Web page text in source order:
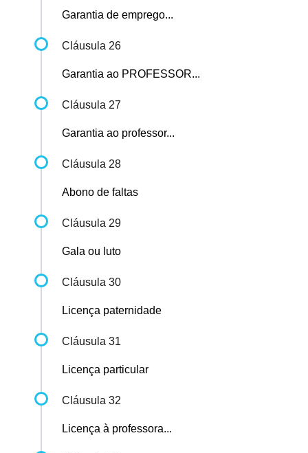
Garantia de emprego...
Cláusula 26
Garantia ao PROFESSOR...
Cláusula 27
Garantia ao professor...
Cláusula 28
Abono de faltas
Cláusula 29
Gala ou luto
Cláusula 30
Licença paternidade
Cláusula 31
Licença particular
Cláusula 32
Licença à professora...